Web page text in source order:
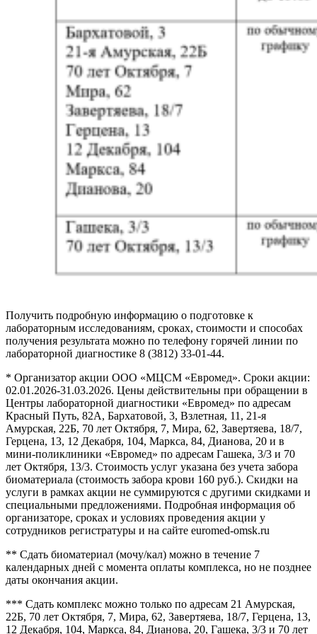
Получить подробную информацию о подготовке к
лабораторным исследованиям, сроках, стоимости и способах
получения результата можно по телефону горячей линии по
лабораторной диагностике 8 (3812) 33-01-44.
* Организатор акции ООО «МЦСМ «Евромед». Сроки акции:
02.01.2026-31.03.2026. Цены действительны при обращении в
Центры лабораторной диагностики «Евромед» по адресам
Красный Путь, 82А, Бархатовой, 3, Взлетная, 11, 21-я
Амурская, 22Б, 70 лет Октября, 7, Мира, 62, Завертяева, 18/7,
Герцена, 13, 12 Декабря, 104, Маркса, 84, Дианова, 20 и в
мини-поликлиники «Евромед» по адресам Гашека, 3/3 и 70
лет Октября, 13/3. Стоимость услуг указана без учета забора
биоматериала (стоимость забора крови 160 руб.). Скидки на
услуги в рамках акции не суммируются с другими скидками и
специальными предложениями. Подробная информация об
организаторе, сроках и условиях проведения акции у
сотрудников регистратуры и на сайте euromed-omsk.ru
** Сдать биоматериал (мочу/кал) можно в течение 7
календарных дней с момента оплаты комплекса, но не позднее
даты окончания акции.
*** Сдать комплекс можно только по адресам 21 Амурская,
22Б, 70 лет Октября, 7, Мира, 62, Завертяева, 18/7, Герцена, 13,
12 Декабря, 104, Маркса, 84, Дианова, 20, Гашека, 3/3 и 70 лет